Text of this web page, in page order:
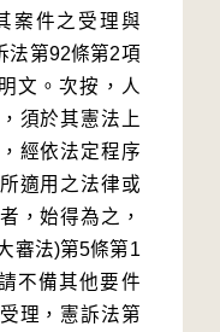
案件之受理與
法第92條第2項
文。次按，人
須於其憲法上
經依法定程序
適用之法律或
，始得為之，
審法)第5條第1
不備其他要件
理，憲訴法第